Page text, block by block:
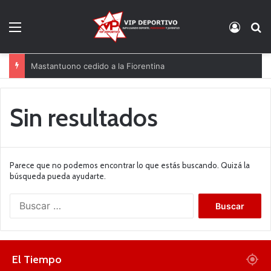
Mastantuono cedido a la Fiorentina
Sin resultados
Parece que no podemos encontrar lo que estás buscando. Quizá la
búsqueda pueda ayudarte.
El Tiempo